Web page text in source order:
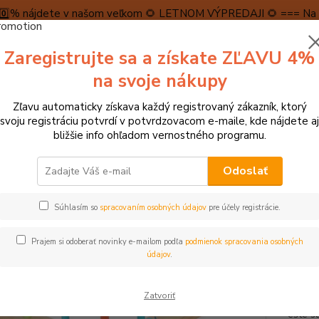
nájdete v našom veľkom 🌻 LETNOM VÝPREDAJI 🌻 ===
máme teraz pripravené špeciálne zľavy až do výšky 1️⃣5️⃣%
A PLATBA RECENZIE 👉VRÁTENIE TOVARU👈
Hľadať
(Po-
► HRAČKY NA ZÁHRADU, DO VODY A PIESKU Small Foot Hádzanie
Foot Hádzanie kruhov Active
Táto
ešte
Zaregistrujte sa a získate ZĽAVU 4%
na svoje nákupy
Zľavu automaticky získava každý registrovaný zákazník, ktorý
svoju registráciu potvrdí v potvrdzovacom e-maile, kde nájdete aj
bližšie info ohľadom vernostného programu.
Odoslať
Súhlasím so spracovaním osobných údajovpre účely registrácie.
Prajem si odoberať novinky e-mailom podľa podmienok spracovania osobných
údajov.
Zatvoriť